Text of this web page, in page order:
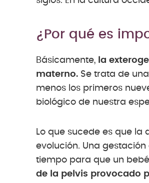
¿Por qué es
Básicamente, la
materno. Se trata de
menos los primeros
biológico de nuestra
Lo que sucede es que
evolución. Una
tiempo para que un
de la pelvis provocado